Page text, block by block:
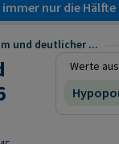
immer nur die
und deutlicher ...
Werte